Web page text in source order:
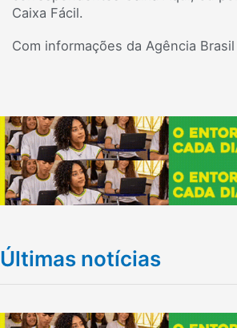
Caixa Fácil.
Com informações da Agência Brasil
Últimas notícias